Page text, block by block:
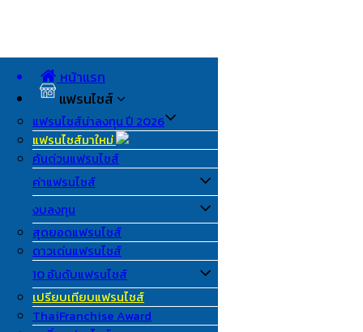
หน้าแรก
แฟรนไชส์
แฟรนไชส์น่าลงทุน ปี 2026
แฟรนไชส์มาใหม่
ค้นด่วนแฟรนไชส์
ค่าแฟรนไชส์
งบลงทุน
สุดยอดแฟรนไชส์
ดาวเด่นแฟรนไชส์
10 อันดับแฟรนไชส์
เปรียบเทียบแฟรนไชส์
ThaiFranchise Award